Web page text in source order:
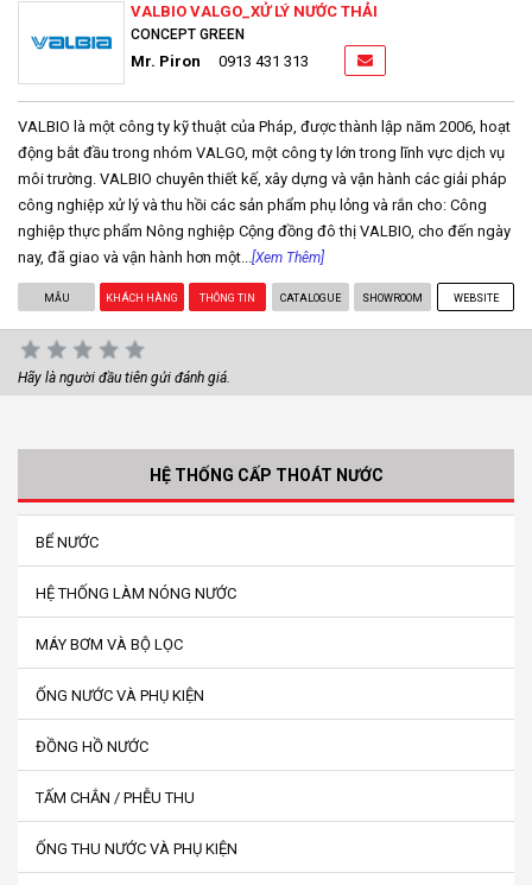
VALBIO VALGO_XỬ LÝ NƯỚC THẢI
CONCEPT GREEN
Mr. Piron 0913 431 313
VALBIO là một công ty kỹ thuật của Pháp, được thành lập năm 2006, hoạt
động bắt đầu trong nhóm VALGO, một công ty lớn trong lĩnh vực dịch vụ
môi trường. VALBIO chuyên thiết kế, xây dựng và vận hành các giải pháp
công nghiệp xử lý và thu hồi các sản phẩm phụ lỏng và rắn cho: Công
nghiệp thực phẩm Nông nghiệp Cộng đồng đô thị VALBIO, cho đến ngày
nay, đã giao và vận hành hơn một... [Xem Thêm]
MẪU KHÁCH HÀNG THÔNG TIN CATALOGUE SHOWROOM WEBSITE
Hãy là người đầu tiên gửi đánh giá.
HỆ THỐNG CẤP THOÁT NƯỚC
BỂ NƯỚC
HỆ THỐNG LÀM NÓNG NƯỚC
MÁY BƠM VÀ BỘ LỌC
ỐNG NƯỚC VÀ PHỤ KIỆN
ĐỒNG HỒ NƯỚC
TẤM CHẮN / PHỄU THU
ỐNG THU NƯỚC VÀ PHỤ KIỆN